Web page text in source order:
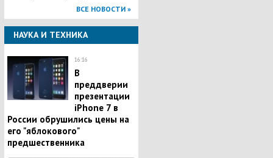
ВСЕ НОВОСТИ »
НАУКА И ТЕХНИКА
16:16
В
преддверии
презентации
iPhone 7 в
России обрушились цены на
его "яблокового"
предшественника